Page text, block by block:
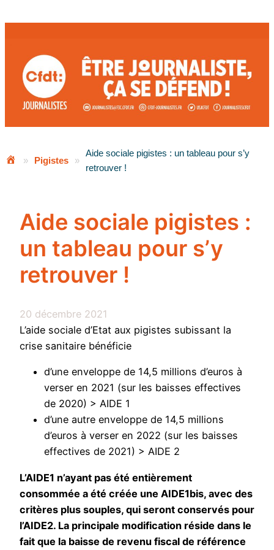
» Pigistes »
Aide sociale pigistes : un tableau pour s’y
retrouver !
Aide sociale pigistes :
un tableau pour s’y
retrouver !
20 décembre 2021
L’aide sociale d’Etat aux pigistes subissant la
crise sanitaire bénéficie
d’une enveloppe de 14,5 millions d’euros à
verser en 2021 (sur les baisses effectives
de 2020) > AIDE 1
d’une autre enveloppe de 14,5 millions
d’euros à verser en 2022 (sur les baisses
effectives de 2021) > AIDE 2
L’AIDE1 n’ayant pas été entièrement
consommée a été créée une AIDE1bis, avec des
critères plus souples, qui seront conservés pour
l’AIDE2. La principale modification réside dans le
fait que la baisse de revenu fiscal de référence